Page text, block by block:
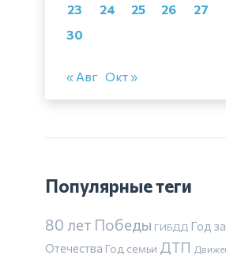
23
24 25 26 27
30
« Авг Окт »
Популярные теги
80 лет Победы ГИБДД Год
Отечества Год семьи ДТП